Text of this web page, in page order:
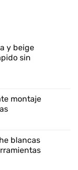
y beige
sin
montaje
blancas